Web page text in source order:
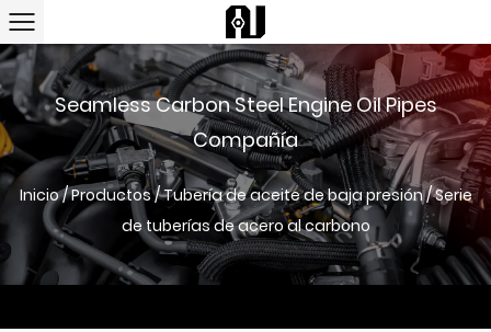
Seamless Carbon Steel Engine Oil Pipes
Compañía
Inicio/Productos/Tubería de aceite de baja presión/Serie
de tuberías de acero al carbono